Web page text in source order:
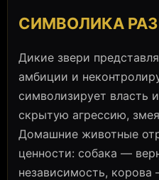
СИМВОЛИКА
Дикие звери
амбиции и
символизирует власть
скрытую агрессию,
Домашние животные
ценности: собака —
независимость, корова